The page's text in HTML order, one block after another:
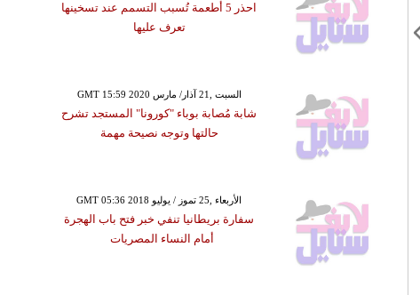
احذر 5 أطعمة تُسبب التسمم عند تسخينها
تعرف عليها
GMT 15:59 2020 السبت ,21 آذار/ مارس
شابة مُصابة بوباء "كورونا" المستجد تشرح
حالتها وتوجه نصيحة مهمة
GMT 05:36 2018 الأربعاء ,25 تموز / يوليو
سفارة بريطانيا تنفي خبر فتح باب الهجرة
أمام النساء المصريات